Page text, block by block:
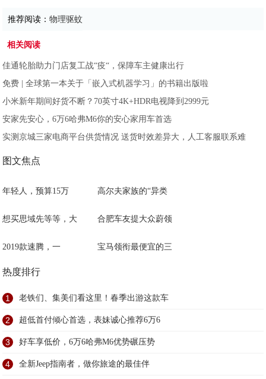
推荐阅读：物理驱蚊
相关阅读
佳通轮胎助力门店复工战“疫“，保障车主健康出行
免费 | 全球第一本关于「嵌入式机器学习」的书籍出版啦
小米新年期间好货不断？70英寸4K+HDR电视降到2999元
安家先安心，6万6哈弗M6你的安心家用车首选
实测京城三家电商平台供货情况 送货时效差异大，人工客服联系难
图文焦点
年轻人，预算15万 高尔夫家族的“异类
想买思域先等等，大 合肥车友提大众蔚领
2019款速腾，一 宝马领衔最便宜的三
热度排行
1 老铁们、集美们看这里！春季出游这款车
2 超低首付倾心首选，表妹诚心推荐6万6
3 好车享低价，6万6哈弗M6优势碾压势
4 全新Jeep指南者，做你旅途的最佳伴